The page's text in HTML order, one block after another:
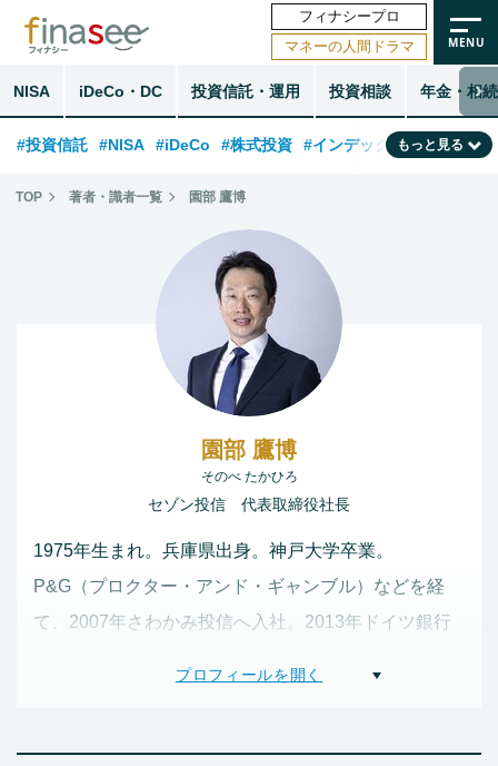
フィナシープロ
マネーの人間ドラマ
NISA iDeCo・DC 投資信託・運用 投資相談 年金・相続
#投資信託 #NISA #iDeCo #株式投資 #インデックスファンド
#相談事例 #相続・贈与 #FP #新NISA
#公的年金 #30代
#フィナンシャル・ウェルビーイング #金融用語解説
#データ・調査
もっと見る
TOP 著者・識者一覧 園部 鷹博
園部 鷹博
そのべ たかひろ
セゾン投信 代表取締役社長
1975年生まれ。兵庫県出身。神戸大学卒業。
P&G（プロクター・アンド・ギャンブル）などを経
て、2007年さわかみ投信へ入社。2013年ドイツ銀行